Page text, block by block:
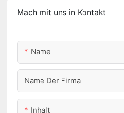
Mach mit uns in Kontakt
Name
Name Der Firma
Inhalt